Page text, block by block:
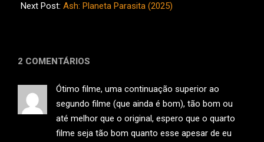
Next Post: Ash: Planeta Parasita (2025)
2 COMENTÁRIOS
Ótimo filme, uma continuação superior ao
segundo filme (que ainda é bom), tão bom ou
até melhor que o original, espero que o quarto
filme seja tão bom quanto esse apesar de eu